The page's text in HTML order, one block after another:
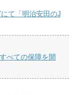
て「明治安田のJ
べての保障を開